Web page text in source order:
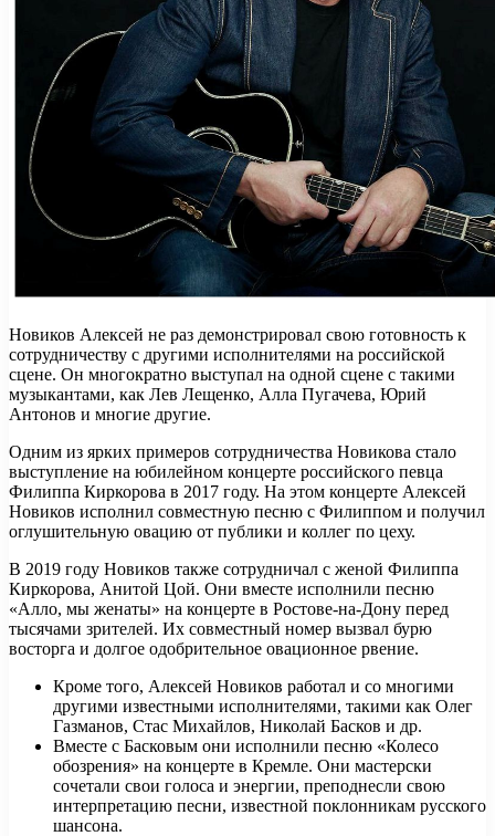
Новиков Алексей не раз демонстрировал свою готовность к
сотрудничеству с другими исполнителями на российской
сцене. Он многократно выступал на одной сцене с такими
музыкантами, как Лев Лещенко, Алла Пугачева, Юрий
Антонов и многие другие.
Одним из ярких примеров сотрудничества Новикова стало
выступление на юбилейном концерте российского певца
Филиппа Киркорова в 2017 году. На этом концерте Алексей
Новиков исполнил совместную песню с Филиппом и получил
оглушительную овацию от публики и коллег по цеху.
В 2019 году Новиков также сотрудничал с женой Филиппа
Киркорова, Анитой Цой. Они вместе исполнили песню
«Алло, мы женаты» на концерте в Ростове-на-Дону перед
тысячами зрителей. Их совместный номер вызвал бурю
восторга и долгое одобрительное овационное рвение.
Кроме того, Алексей Новиков работал и со многими
другими известными исполнителями, такими как Олег
Газманов, Стас Михайлов, Николай Басков и др.
Вместе с Басковым они исполнили песню «Колесо
обозрения» на концерте в Кремле. Они мастерски
сочетали свои голоса и энергии, преподнесли свою
интерпретацию песни, известной поклонникам русского
шансона.